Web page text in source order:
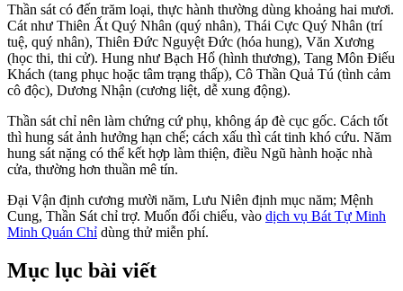
Thần sát có đến trăm loại, thực hành thường dùng khoảng hai mươi.
Cát như Thiên Ất Quý Nhân (quý nhân), Thái Cực Quý Nhân (trí
tuệ, quý nhân), Thiên Đức Nguyệt Đức (hóa hung), Văn Xương
(học thi, thi cử). Hung như Bạch Hổ (hình thương), Tang Môn Điếu
Khách (tang phục hoặc tâm trạng thấp), Cô Thần Quả Tú (tình cảm
cô độc), Dương Nhận (cương liệt, dễ xung động).
Thần sát chỉ nên làm chứng cứ phụ, không áp đè cục gốc. Cách tốt
thì hung sát ảnh hưởng hạn chế; cách xấu thì cát tinh khó cứu. Năm
hung sát nặng có thể kết hợp làm thiện, điều Ngũ hành hoặc nhà
cửa, thường hơn thuần mê tín.
Đại Vận định cương mười năm, Lưu Niên định mục năm; Mệnh
Cung, Thần Sát chỉ trợ. Muốn đối chiếu, vào dịch vụ Bát Tự Minh
Minh Quán Chỉ dùng thử miễn phí.
Mục lục bài viết